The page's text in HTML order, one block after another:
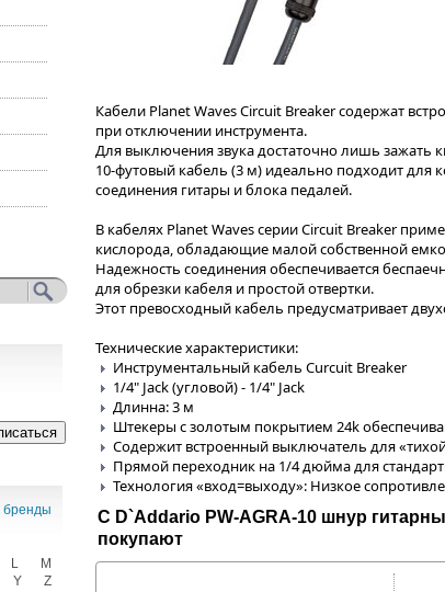
бренды
L
M
Y
Z
Кабели Planet Waves Circuit Breaker содержат
при отключении инструмента.
Для выключения звука достаточно лишь зажать
10-футовый кабель (3 м) идеально подходит для
соединения гитары и блока педалей.
В кабелях Planet Waves серии Circuit Breaker
кислорода, обладающие малой собственной
Надежность соединения обеспечивается
для обрезки кабеля и простой отвертки.
Этот превосходный кабель предусматривает
Технические характеристики:
Инструментальный кабель Curcuit Breaker
1/4" Jack (угловой) - 1/4" Jack
Длинна: 3 м
Штекеры с золотым покрытием 24k
Содержит встроенный выключатель для
Прямой переходник на 1/4 дюйма для
Технология «вход=выходу»: Низкое
С D`Addario PW-AGRA-10 шнур
покупают